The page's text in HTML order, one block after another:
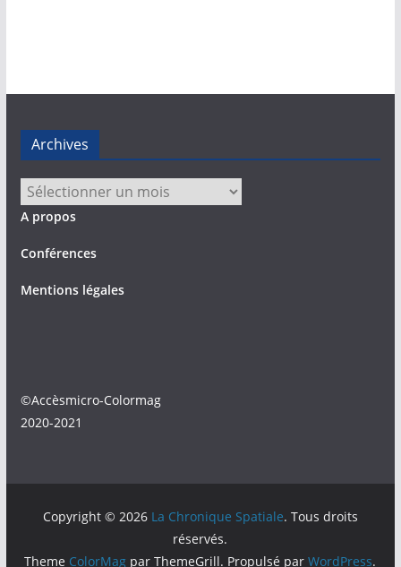
Archives
Archives
A propos
Conférences
Mentions légales
©Accèsmicro-Colormag
2020-2021
Copyright © 2026 La Chronique Spatiale. Tous droits
réservés.
Theme ColorMag par ThemeGrill. Propulsé parWordPress.